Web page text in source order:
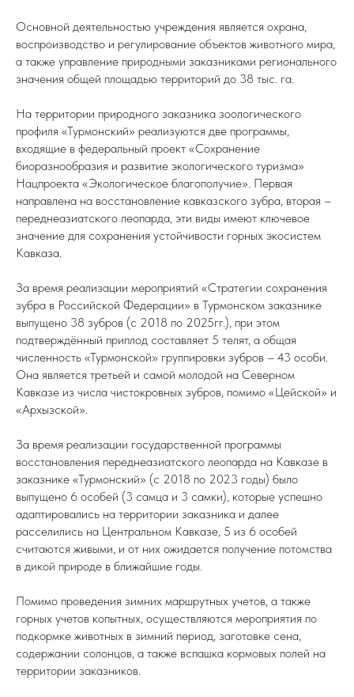
Основной деятельностью учреждения является охрана,
воспроизводство и регулирование объектов животного мира,
а также управление природными заказниками регионального
значения общей площадью территорий до 38 тыс. га.
На территории природного заказника зоологического
профиля «Турмонский» реализуются две программы,
входящие в федеральный проект «Сохранение
биоразнообразия и развитие экологического туризма»
Нацпроекта «Экологическое благополучие». Первая
направлена на восстановление кавказского зубра, вторая –
переднеазиатского леопарда, эти виды имеют ключевое
значение для сохранения устойчивости горных экосистем
Кавказа.
За время реализации мероприятий «Стратегии сохранения
зубра в Российской Федерации» в Турмонском заказнике
выпущено 38 зубров (с 2018 по 2025гг.), при этом
подтверждённый приплод составляет 5 телят, а общая
численность «Турмонской» группировки зубров – 43 особи.
Она является третьей и самой молодой на Северном
Кавказе из числа чистокровных зубров, помимо «Цейской» и
«Архызской».
За время реализации государственной программы
восстановления переднеазиатского леопарда на Кавказе в
заказнике «Турмонский» (с 2018 по 2023 годы) было
выпущено 6 особей (3 самца и 3 самки), которые успешно
адаптировались на территории заказника и далее
расселились на Центральном Кавказе, 5 из 6 особей
считаются живыми, и от них ожидается получение потомства
в дикой природе в ближайшие годы.
Помимо проведения зимних маршрутных учетов, а также
горных учетов копытных, осуществляются мероприятия по
подкормке животных в зимний период, заготовке сена,
содержании солонцов, а также вспашка кормовых полей на
территории заказников.